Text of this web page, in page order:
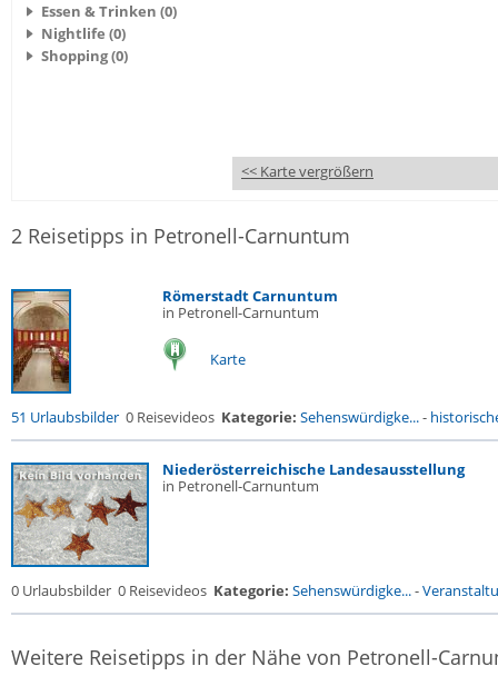
Essen & Trinken (0)
Nightlife (0)
Shopping (0)
<< Karte vergrößern
2 Reisetipps in Petronell-Carnuntum
Römerstadt Carnuntum
in Petronell-Carnuntum
Karte
51 Urlaubsbilder 0 Reisevideos Kategorie: Sehenswürdigke...-
Niederösterreichische Landesausstellung
in Petronell-Carnuntum
0 Urlaubsbilder 0 Reisevideos Kategorie: Sehenswürdigke...-
Weitere Reisetipps in der Nähe von Petronell-